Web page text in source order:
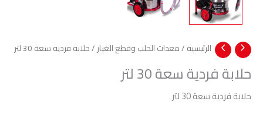
الرئيسية /معدات الحلب وقطع الغيار / حلابة فردية سعة 30 لتر
حلابة فردية سعة 30 لتر
حلابة فردية سعة 30 لتر